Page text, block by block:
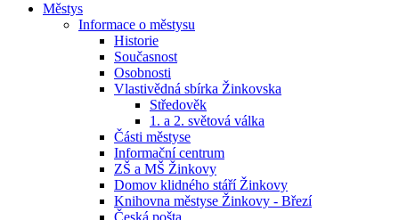
Městys
Informace o městysu
Historie
Současnost
Osobnosti
Vlastivědná sbírka Žinkovska
Středověk
1. a 2. světová válka
Části městyse
Informační centrum
ZŠ a MŠ Žinkovy
Domov klidného stáří Žinkovy
Knihovna městyse Žinkovy - Březí
Česká pošta